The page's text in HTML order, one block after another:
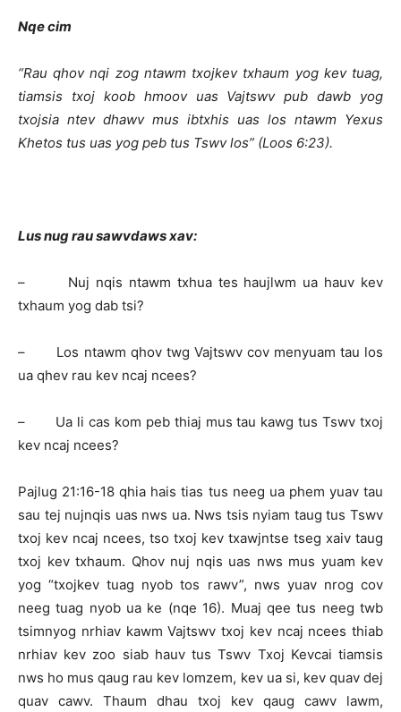
Nqe cim
“Rau qhov nqi zog ntawm txojkev txhaum yog kev tuag,
tiamsis txoj koob hmoov uas Vajtswv pub dawb yog
txojsia ntev dhawv mus ibtxhis uas los ntawm Yexus
Khetos tus uas yog peb tus Tswv los” (Loos 6:23).
Lus nug rau sawvdaws xav:
– Nuj nqis ntawm txhua tes haujlwm ua hauv kev
txhaum yog dab tsi?
– Los ntawm qhov twg Vajtswv cov menyuam tau los
ua qhev rau kev ncaj ncees?
– Ua li cas kom peb thiaj mus tau kawg tus Tswv txoj
kev ncaj ncees?
Pajlug 21:16-18 qhia hais tias tus neeg ua phem yuav tau
sau tej nujnqis uas nws ua. Nws tsis nyiam taug tus Tswv
txoj kev ncaj ncees, tso txoj kev txawjntse tseg xaiv taug
txoj kev txhaum. Qhov nuj nqis uas nws mus yuam kev
yog “txojkev tuag nyob tos rawv”, nws yuav nrog cov
neeg tuag nyob ua ke (nqe 16). Muaj qee tus neeg twb
tsimnyog nrhiav kawm Vajtswv txoj kev ncaj ncees thiab
nrhiav kev zoo siab hauv tus Tswv Txoj Kevcai tiamsis
nws ho mus qaug rau kev lomzem, kev ua si, kev quav dej
quav cawv. Thaum dhau txoj kev qaug cawv lawm,